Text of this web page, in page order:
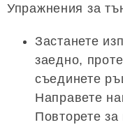
Упражнения за
Застанете
заедно,
съединете
Направете
Повторете за